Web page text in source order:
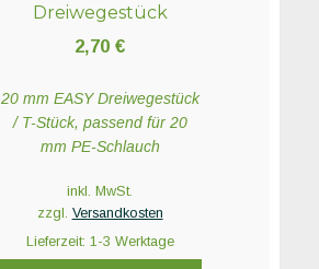
Dreiwegestück
2,70€
20 mm EASY Dreiwegestück
/ T-Stück, passend für 20
mm PE-Schlauch
inkl. MwSt.
zzgl. Versandkosten
Lieferzeit: 1-3 Werktage